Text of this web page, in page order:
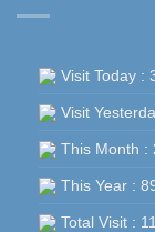
Visit Today :
Visit
This Month :
This Year :
Total Visit :